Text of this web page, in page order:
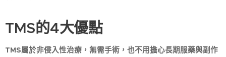
TMS的4大優點
TMS屬於非侵入性治療，無需手術，也不用擔心長期服藥與副作